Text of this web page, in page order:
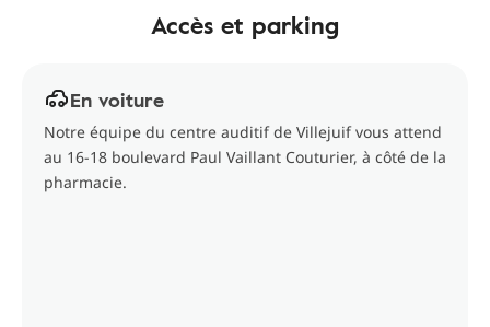
Accès et parking
En voiture
Notre équipe du centre auditif de Villejuif vous attend
au 16-18 boulevard Paul Vaillant Couturier, à côté de la
pharmacie.